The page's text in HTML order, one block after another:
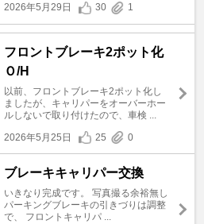
2026年5月29日
30 1
フロントブレーキ2ポット化
Ｏ/H
以前、フロントブレーキ2ポット化し
ましたが、キャリパーをオーバーホー
ルしないで取り付けたので、車検 ...
2026年5月25日
25 0
ブレーキキャリパー交換
いきなり完成です。 写真撮る余裕無し
パーキングブレーキの引きづりは調整
で、 フロントキャリパ ...